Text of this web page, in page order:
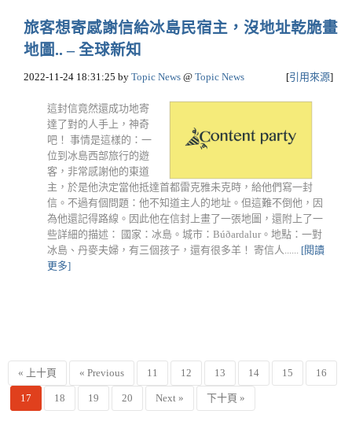
旅客想寄感謝信給冰島民宿主，沒地址乾脆畫
地圖.. – 全球新知
2022-11-24 18:31:25 by Topic News @ Topic News [引用來源]
這封信竟然還成功地寄
達了對的人手上，神奇
吧！ 事情是這樣的：一
位到冰島西部旅行的遊
客，非常感謝他的東道
主，於是他決定當他抵達首都雷克雅未克時，給他們寫一封
信。不過有個問題：他不知道主人的地址。但這難不倒他，因
為他還記得路線。因此他在信封上畫了一張地圖，還附上了一
些詳細的描述： 國家：冰島。城市：Búðardalur。地點：一對
冰島、丹麥夫婦，有三個孩子，還有很多羊！ 寄信人...... [閱讀
更多]
« 上十頁 « Previous 11 12 13 14 15 16
17 18 19 20 Next » 下十頁 »